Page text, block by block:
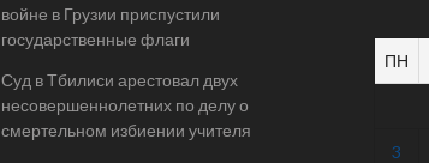
войне в Грузии приспустили
государственные флаги
Суд в Тбилиси арестовал двух
несовершеннолетних по делу о
смертельном избиении учителя
ПН
3